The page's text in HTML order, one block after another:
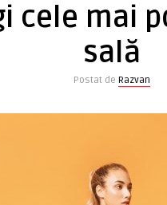
cele mai
sală
Postat de Razvan